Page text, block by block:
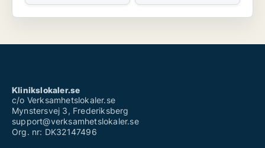
Klinikslokaler.se
c/o Verksamhetslokaler.se
Mynstersvej 3, Frederiksberg
support@verksamhetslokaler.se
Org. nr: DK32147496